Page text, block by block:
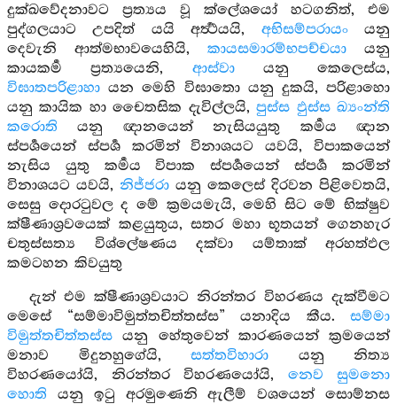
දුක්ඛවේදනාවට ප්‍රත්‍යය වූ ක්ලේශයෝ හටගනිත්, එම
පුද්ගලයාට උපදිත් යයි අර්‍ත්‍ථයයි, අභිසම්පරායංයනු
දෙවැනි ආත්මභාවයෙහියි, කායසමාරම්භපච්චයා යනු
කායකර්‍ම ප්‍රත්‍යයෙනි, ආස්වායනු කෙලෙස්ය,
විඝාතපරිළාහා යන මෙහි විඝාතො යනු දුකයි, පරිළාහො
යනු කායික හා චෛතසික දැවිල්ලයි,පුස්ස ඵුස්ස ඛ්‍යංන්ති
කරොති යනු ඥානයෙන් නැසියයුතු කර්‍මය ඥාන
ස්පර්‍ශයෙන් ස්පර්‍ශ කරමින් විනාශයට යවයි, විපාකයෙන්
නැසිය යුතු කර්‍මය විපාක ස්පර්‍ශයෙන් ස්පර්‍ශ කරමින්
විනාශයට යවයි, නිජ්ජරා යනු කෙලෙස් දිරවන පිළිවෙතයි,
සෙසු දොරටුවල ද මේ ක්‍රමයමැයි, මෙහි සිට මේ භික්ෂුව
ක්ෂීණාශ්‍රවයෙක් කළයුතුය, සතර මහා භූතයන් ගෙනහැර
චතුස්සත්‍ය විශ්ලේෂණය දක්වා යම්තාක් අරහත්ඵල
කමටහන කිවයුතු
දැන් එම ක්ෂීණාශ්‍රවයාට නිරන්තර විහරණය දැක්වීමට
මෙසේ “සම්මාවිමුත්තචිත්තස්ස” යනාදිය කීය. සම්මා
විමුත්තචිත්තස්ස යනු හේතුවෙන් කාරණයෙන් ක්‍රමයෙන්
මනාව මිදුනහුගේයි, සත්තවිහාරා යනු නිත්‍ය
විහරණයෝයි, නිරන්තර විහරණයෝයි, නෙව සුමනො
හොති යනු ඉටු අරමුණෙනි ඇලීම් වශයෙන් සොම්නස